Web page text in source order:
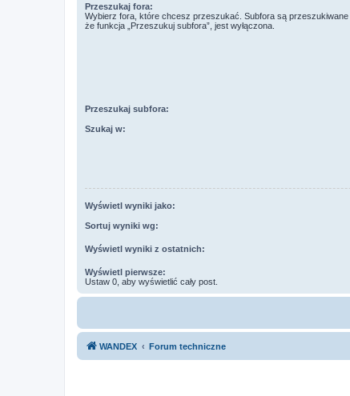
Przeszukaj fora:
Wybierz fora, które chcesz przeszukać. Subfora są
że funkcja „Przeszukuj subfora”, jest wyłączona.
Przeszukaj subfora:
Szukaj w:
Wyświetl wyniki jako:
Sortuj wyniki wg:
Wyświetl wyniki z ostatnich:
Wyświetl pierwsze:
Ustaw 0, aby wyświetlić cały post.
WANDEX Forum techniczne